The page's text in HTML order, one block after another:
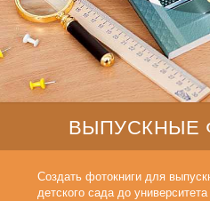
ВЫПУСКНЫЕ
Создать фотокниги для
детского сада до